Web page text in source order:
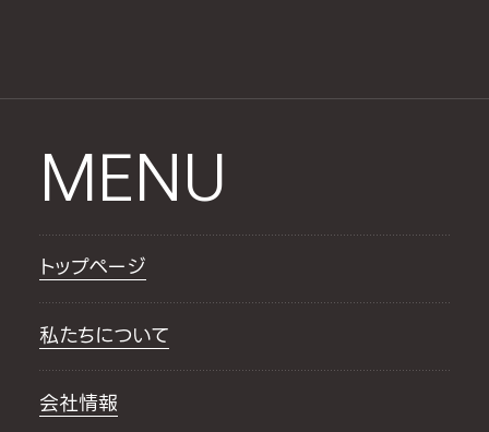
MENU
トップページ
私たちについて
会社情報